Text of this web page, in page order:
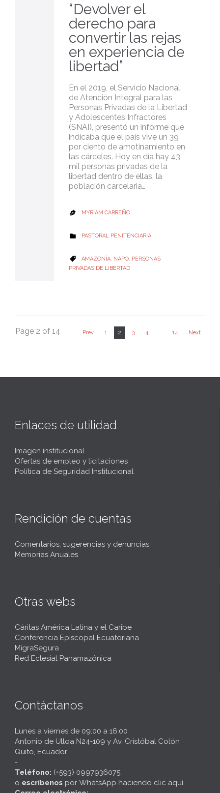
“Devolver el
derecho para
convertir las rejas
en experiencia de
libertad”
En el 2019, el Servicio Nacional
de Atención Integral para las
Personas Privadas de la Libertad
y Adolescentes Infractores
(SNAI), presentó un informe que
indicaba que el país vive un 39
por ciento de amotinamiento en
las cárceles. Hoy en día hay 43
mil personas privadas de la
libertad dentro de ellas, la
población carcelaria…
 MYRIAM CARREÑO
 CATEGORY
PASTORAL PENITENCIARIA
 CATEGORY
AMAZONÍA, NAPO, PERSONAS
PRIVADAS DE LIBERTAD
Page 2 of 14 Prev 1 2 3 4 … 14 Next
Enlaces de utilidad
Imagen institucional
Ofertas de empleo y licitaciones
Política de Seguridad Institucional
Rendición de cuentas
Comentarios, sugerencias y denuncias
Memorias Anuales
Otras webs
Cáritas América Latina y el Caribe
Conferencia Episcopal Ecuatoriana
MigraSegura
Red Eclesial Panamazónica
Contáctanos
Lunes a viernes de 09:00 a 16:00
Antonio de Ulloa N24-109 y Av. Cristóbal Colón
Quito, Ecuador
-
Teléfono: (+593) 0997936075
o escríbenos por WhatsApp haciendo clic aquí.